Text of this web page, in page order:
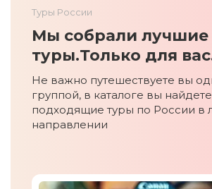
Туры России
Мы собрали лучшие
туры.Только для
Не важно путешествуете вы
группой, в каталоге вы найдете
подходящие туры по России в
направлении